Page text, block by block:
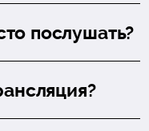
послушать?